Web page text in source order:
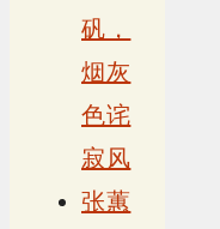
矾，
烟灰
色诧
寂风
张蕙